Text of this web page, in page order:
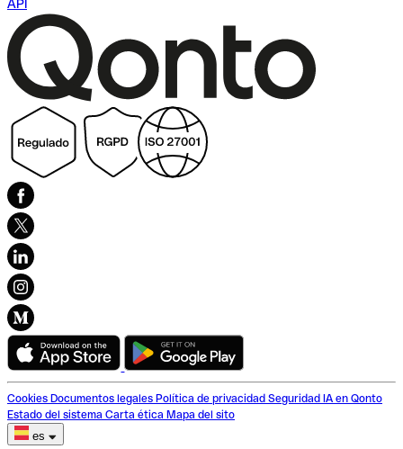
API
Cookies Documentos legales Política de privacidad Seguridad IA en Qonto
Estado del sistema Carta ética Mapa del sito
es